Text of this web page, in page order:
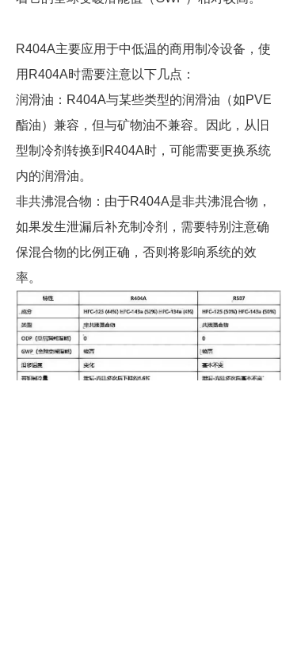
R404A主要应用于中低温的商用制冷设备，使
用R404A时需要注意以下几点：
润滑油：R404A与某些类型的润滑油（如PVE
酯油）兼容，但与矿物油不兼容。因此，从旧
型制冷剂转换到R404A时，可能需要更换系统
内的润滑油。
非共沸混合物：由于R404A是非共沸混合物，
如果发生泄漏后补充制冷剂，需要特别注意确
保混合物的比例正确，否则将影响系统的效
率。